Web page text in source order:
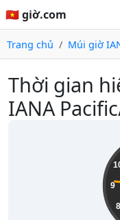
🇻🇳 giờ.com
Trang chủ Múi giờ
Thời gian
IANA
8
9